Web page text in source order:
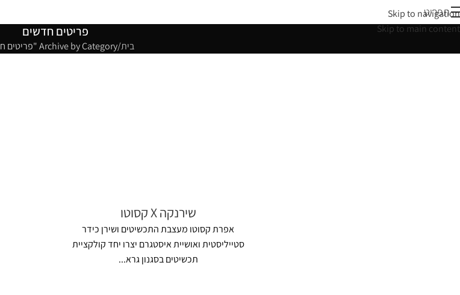
Skip to navigation
Skip to main content
תפריט
פריטים חדשים
בית Archive by Category "פריטים חדשים"
שירנקה X קסוטו
אפרת קסוטו מעצבת התכשיטים ושירן כידר
סטייליסטית ואושיית איסטגרם יצרו יחד קולקציית
תכשיטים בסגנון גרא...